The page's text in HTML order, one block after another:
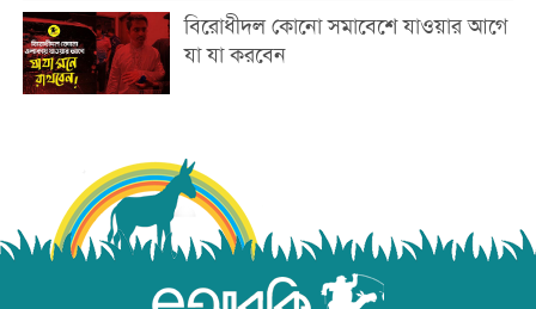
বিরোধীদল কোনো সমাবেশে যাওয়ার আগে
যা যা করবেন